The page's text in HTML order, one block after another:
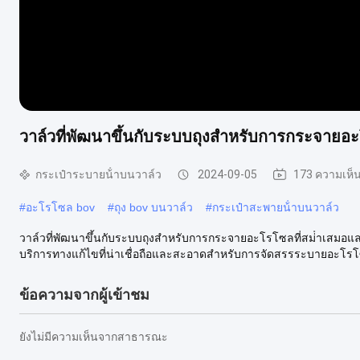
วาล์วที่พัฒนาขึ้นกับระบบถุงสําหรับการกระจายอ
กระเป๋าระบายน้ําบนวาล์ว 2024-09-05 173 ความเห็
#อะโรโซล bov #ถุง bov บนวาล์ว #กระเป๋าสะพายน้ําบนวาล์ว
วาล์วที่พัฒนาขึ้นกับระบบถุงสําหรับการกระจายอะโรโซลที่สม่ําเสมอแ
บริการทางแก้ไขที่น่าเชื่อถือและสะอาดสําหรับการจัดสรรระบายอะโร
ข้อความจากผู้เข้าชม
ยังไม่มีความเห็นจากสาธารณะ